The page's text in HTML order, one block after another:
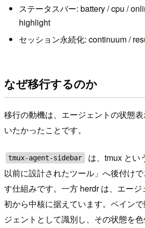
ステータスバー: battery / cpu /
highlight
セッション永続化: continuum /
なぜ移行するのか
移行の動機は、エージェントの状態
いたかったことです。
tmux-agent-sidebar
は、tmux とい
以前に設計されたツール」へ後付け
す仕組みです。一方 herdr は、エー
初から中核に据えています。ペイン
ジェントとして識別し、その状態を